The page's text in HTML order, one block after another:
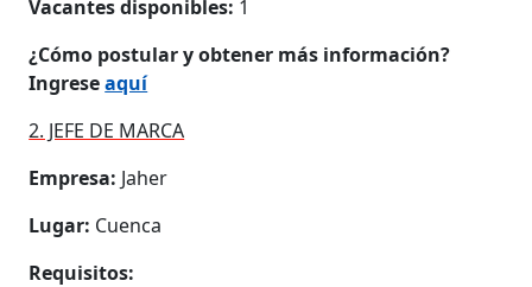
Vacantes disponibles: 1
¿Cómo postular y obtener más información?
Ingreseaquí
2. JEFE DE MARCA
Empresa: Jaher
Lugar: Cuenca
Requisitos: